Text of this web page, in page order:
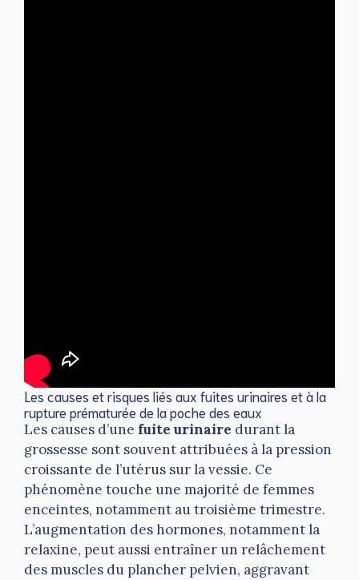
Les causes et risques liés aux fuites urinaires et à la
rupture prématurée de la poche des eaux
Les causes d’une fuite urinaire durant la
grossesse sont souvent attribuées à la pression
croissante de l’utérus sur la vessie. Ce
phénomène touche une majorité de femmes
enceintes, notamment au troisième trimestre.
L’augmentation des hormones, notamment la
relaxine, peut aussi entraîner un relâchement
des muscles du plancher pelvien, aggravant